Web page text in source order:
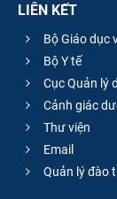
LIÊN KẾT
Bộ Giáo dục
Bộ Y tế
Cục Quản lý
Cảnh giác
Thư viện
Email
Quản lý đào